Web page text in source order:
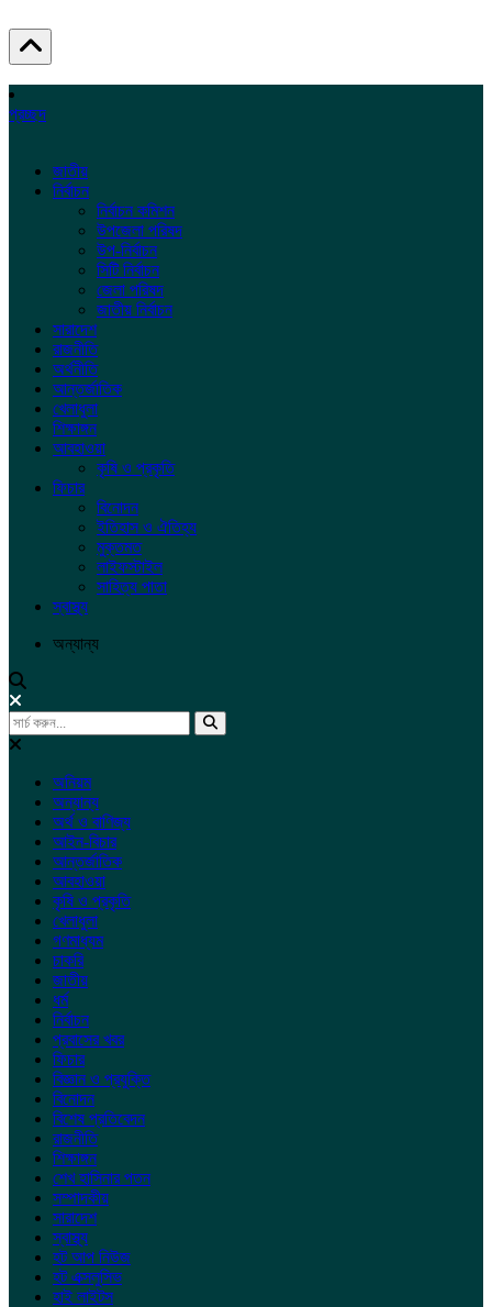
প্রচ্ছদ
জাতীয়
নির্বাচন
নির্বাচন কমিশন
উপজেলা পরিষদ
উপ-নির্বাচন
সিটি নির্বাচন
জেলা পরিষদ
জাতীয় নির্বাচন
সারাদেশ
রাজনীতি
অর্থনীতি
আন্তর্জাতিক
খেলাধুলা
শিক্ষাঙ্গন
আবহাওয়া
কৃষি ও প্রকৃতি
ফিচার
বিনোদন
ইতিহাস ও ঐতিহ্য
মুক্তমত
লাইফস্টাইল
সাহিত্য পাতা
স্বাস্থ্য
অন্যান্য
অনিয়ম
অন্যান্য
অর্থ ও বাণিজ্য
আইন-বিচার
আন্তর্জাতিক
আবহাওয়া
কৃষি ও প্রকৃতি
খেলাধুলা
গণমাধ্যম
চাকরি
জাতীয়
ধর্ম
নির্বাচন
প্রবাসের খবর
ফিচার
বিজ্ঞান ও প্রযুক্তি
বিনোদন
বিশেষ প্রতিবেদন
রাজনীতি
শিক্ষাঙ্গন
শেখ হাসিনার পতন
সম্পাদকীয়
সারাদেশ
স্বাস্থ্য
হট আপ নিউজ
হট এক্সলুসিভ
হাই লাইটস